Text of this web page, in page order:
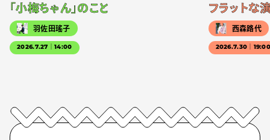
「小梅ちゃん」のこと
羽佐田瑤子
2026.7.27｜14:00
フラットな
西森路代
2026.7.30｜